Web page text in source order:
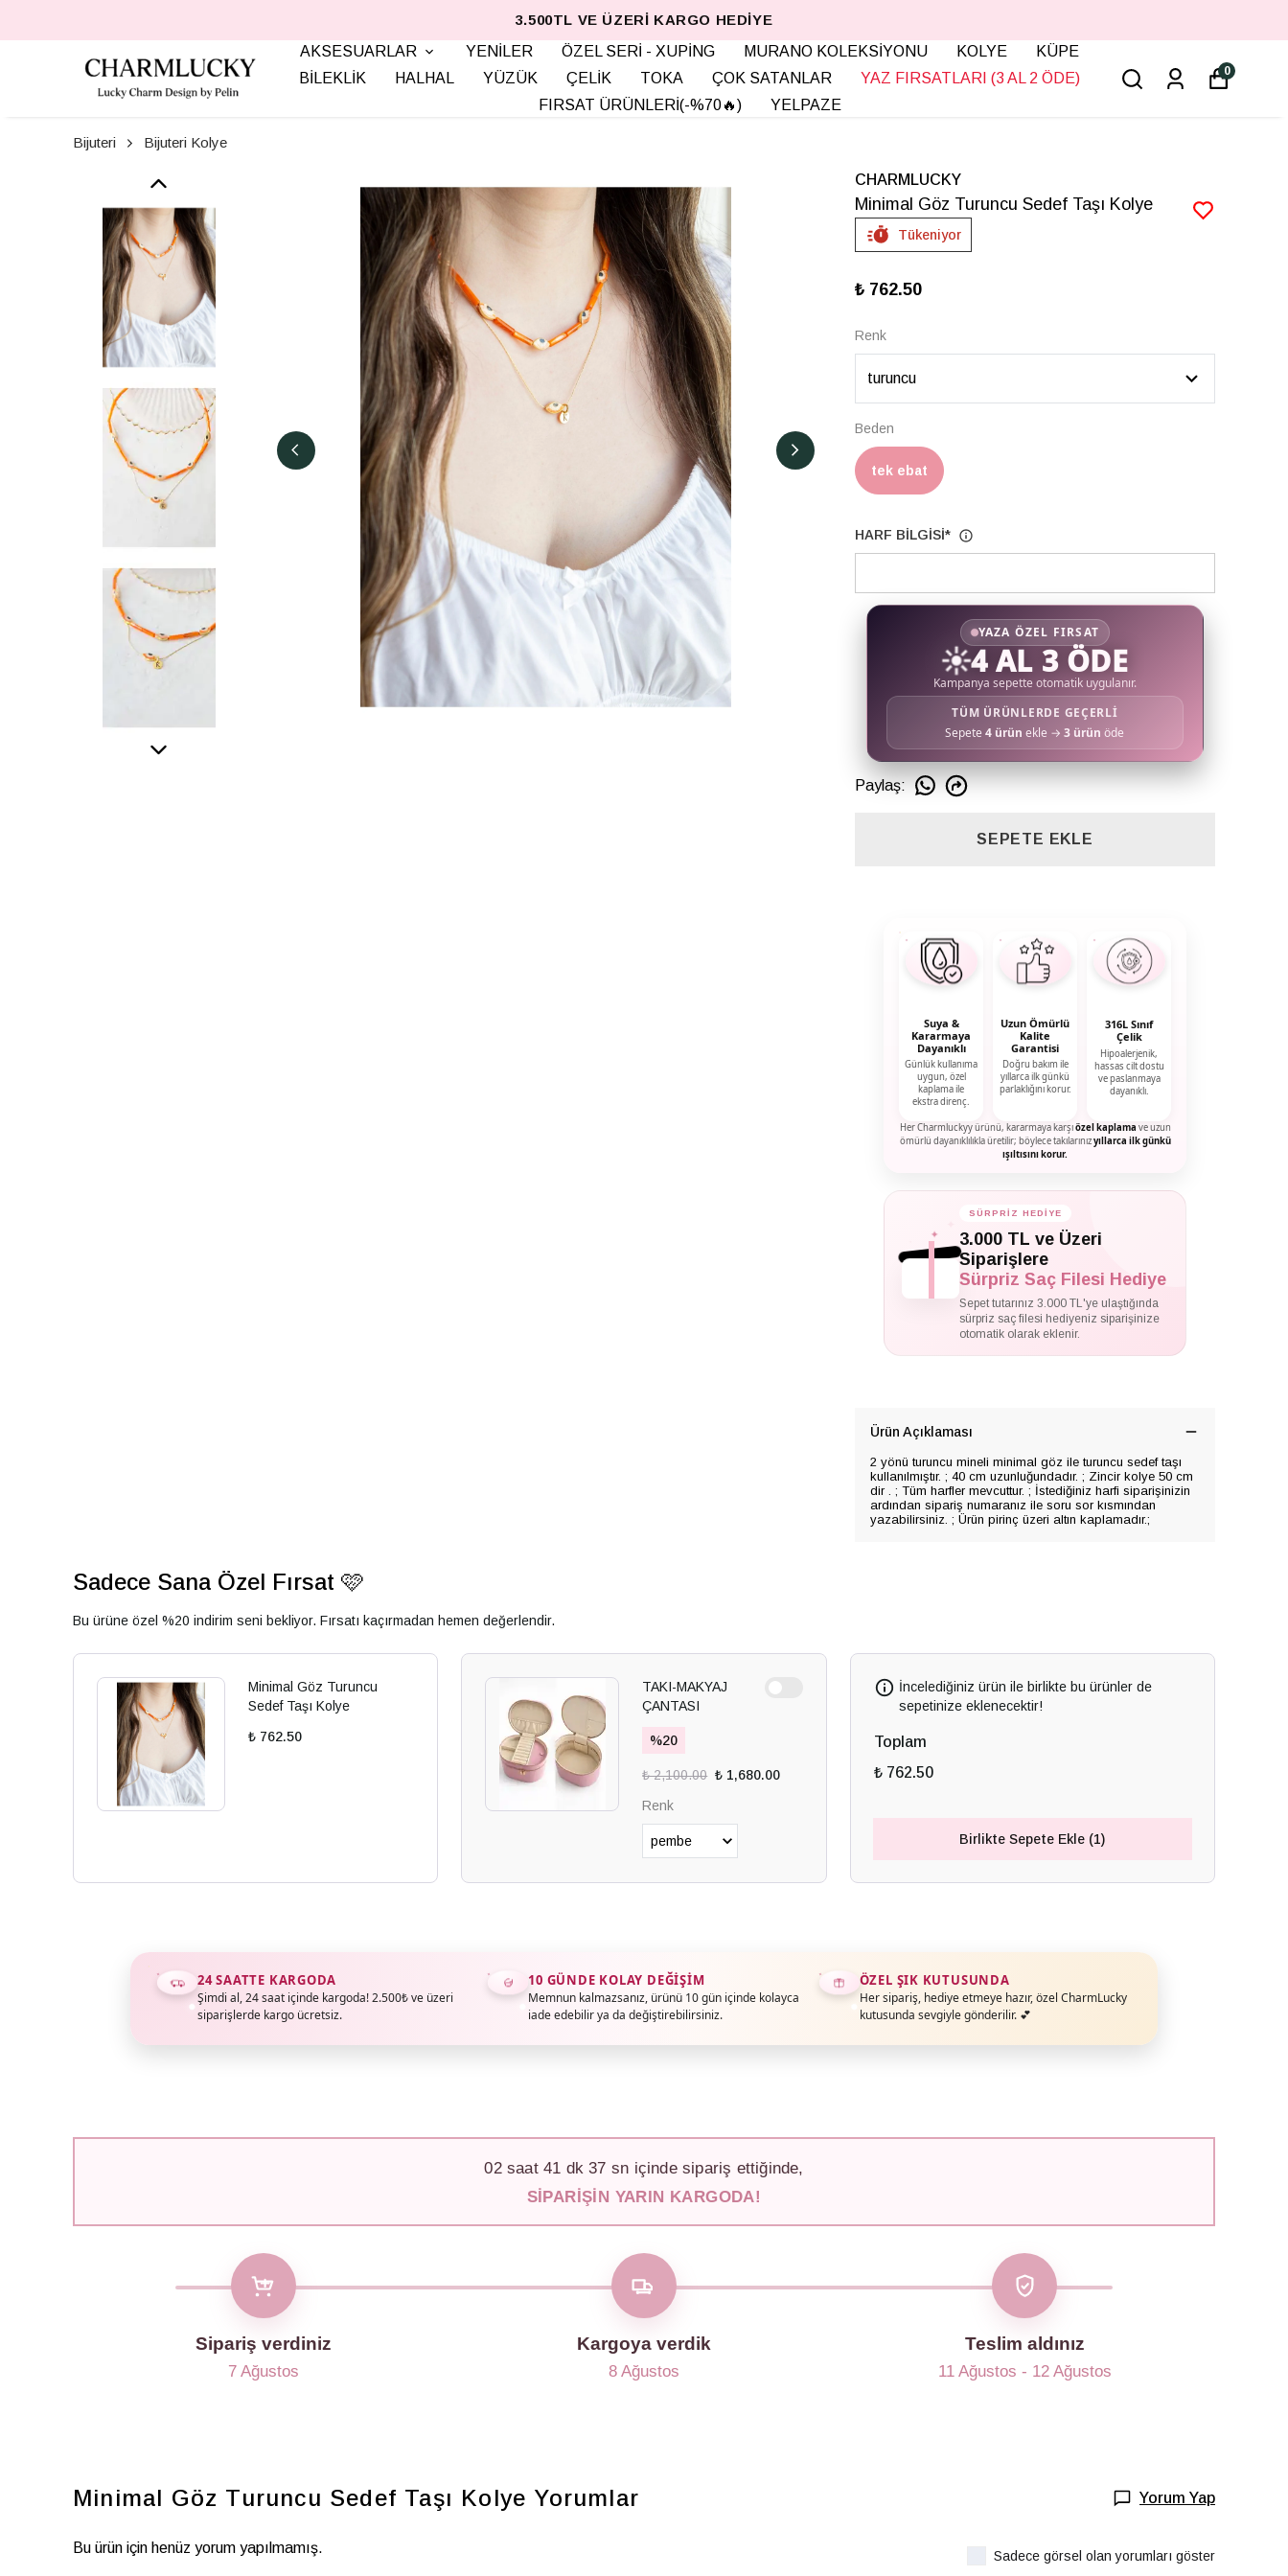
3.500TL VE ÜZERI KARGO HEDIYE
AKSESUARLAR
YENİLER ÖZEL SERİ - XUPİNG MURANO KOLEKSİYONU KOLYE
KÜPE
BİLEKLİK
HALHAL YÜZÜK ÇELİK TOKA ÇOK SATANLAR
YAZ FIRSATLARI (3 AL 2 ÖDE)
FIRSAT ÜRÜNLERİ(-%70🔥)
YELPAZE
0
Bijuteri Bijuteri Kolye
CHARMLUCKY
Minimal Göz Turuncu Sedef Taşı Kolye
Tükeniyor
₺ 762.50
Renk
Beden
tek ebat
HARF BİLGİSİ*
YAZA ÖZEL FIRSAT
☀️4 AL 3 ÖDE
Kampanya sepette otomatik uygulanır.
TÜM ÜRÜNLERDE GEÇERLİ
Sepete4 ürün ekle →3 ürün öde
Paylaş:
SEPETE EKLE
Suya &
Kararmaya
Dayanıklı
Günlük kullanıma
uygun, özel
kaplama ile
ekstra direnç.
Uzun Ömürlü
Kalite
Garantisi
Doğru bakım ile
yıllarca ilk günkü
parlaklığını korur.
316L Sınıf
Çelik
Hipoalerjenik,
hassas cilt dostu
ve paslanmaya
dayanıklı.
Her Charmluckyy ürünü, kararmaya karşıözel kaplama ve uzun
ömürlü dayanıklılıkla üretilir; böylece takılarınızyıllarca ilk günkü
ışıltısını korur.
✦
SÜRPRİZ HEDİYE
3.000 TL ve Üzeri
Siparişlere
Sürpriz Saç Filesi Hediye
Sepet tutarınız 3.000 TL'ye ulaştığında
sürpriz saç filesi hediyeniz siparişinize
otomatik olarak eklenir.
Ürün Açıklaması
2 yönü turuncu mineli minimal göz ile turuncu sedef taşı
kullanılmıştır. ; 40 cm uzunluğundadır. ; Zincir kolye 50 cm
dir . ; Tüm harfler mevcuttur. ; İstediğiniz harfi siparişinizin
ardından sipariş numaranız ile soru sor kısmından
yazabilirsiniz. ; Ürün pirinç üzeri altın kaplamadır.;
Sadece Sana Özel Fırsat 🩷
Bu ürüne özel %20 indirim seni bekliyor. Fırsatı kaçırmadan hemen değerlendir.
Minimal Göz Turuncu
Sedef Taşı Kolye
₺ 762.50
TAKI-MAKYAJ
ÇANTASI
%20
₺ 2,100.00 ₺ 1,680.00
Renk
İncelediğiniz ürün ile birlikte bu ürünler de
sepetinize eklenecektir!
Toplam
₺ 762.50
Birlikte Sepete Ekle (1)
24 SAATTE KARGODA
Şimdi al, 24 saat içinde kargoda! 2.500₺ ve üzeri
siparişlerde kargo ücretsiz.
10 GÜNDE KOLAY DEĞIŞIM
Memnun kalmazsanız, ürünü 10 gün içinde kolayca
iade edebilir ya da değiştirebilirsiniz.
ÖZEL ŞIK KUTUSUNDA
Her sipariş, hediye etmeye hazır, özel CharmLucky
kutusunda sevgiyle gönderilir. 💕
02saat41 dk34 sn içinde sipariş ettiğinde,
SIPARIŞIN YARIN KARGODA!
Sipariş verdiniz
7 Ağustos
Kargoya verdik
8 Ağustos
Teslim aldınız
11 Ağustos - 12 Ağustos
Minimal Göz Turuncu Sedef Taşı Kolye Yorumlar Yorum Yap
Bu ürün için henüz yorum yapılmamış. Sadece görsel olan yorumları göster